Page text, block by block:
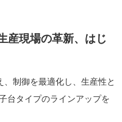
産現場の革新、はじ
制御を最適化し、生産性と
台タイプのラインアップを